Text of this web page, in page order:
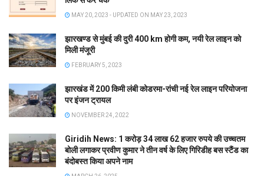
MAY 20, 2023 - UPDATED ON MAY 23, 2023
झारखण्ड से मुंबई की दुरी 400 km होगी कम, नयी रेल लाइन को
मिली मंजूरी
FEBRUARY 5, 2023
झारखंड में 200 किमी लंबी कोडरमा-रांची नई रेल लाइन परियोजना
पर इंजन ट्रायल
NOVEMBER 24, 2022
Giridih News: 1 करोड़ 34 लाख 62 हजार रुपये की उच्चतम
बोली लगाकर प्रवीण कुमार ने तीन वर्ष के लिए गिरिडीह बस स्टैंड का
बंदोबस्त किया अपने नाम